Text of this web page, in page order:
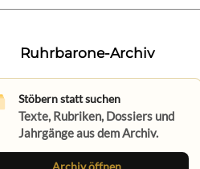
Ruhrbarone-Archiv
Stöbern statt suchen
Texte, Rubriken, Dossiers und
Jahrgänge aus dem Archiv.
Archiv öffnen